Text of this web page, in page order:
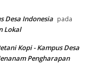
Desa Indonesia pada
Lokal
Kopi - Kampus Desa
Pengharapan